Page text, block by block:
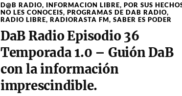
D@B RADIO, INFORMACION LIBRE, POR SUS
NO LES CONOCEIS, PROGRAMAS DE DAB RADIO,
RADIO LIBRE, RADIORASTA FM, SABER ES PODER
DaB Radio Episodio 36
Temporada 1.0 – Guión DaB
con la información
imprescindible.